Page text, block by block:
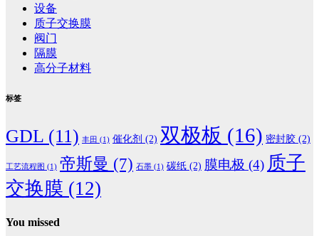
设备
质子交换膜
阀门
隔膜
高分子材料
标签
GDL (11) 丰田 (1) 催化剂 (2) 双极板 (16) 密封胶 (2)
工艺流程图 (1) 帝斯曼 (7) 石墨 (1) 碳纸 (2) 膜电极 (4) 质子
交换膜 (12)
You missed